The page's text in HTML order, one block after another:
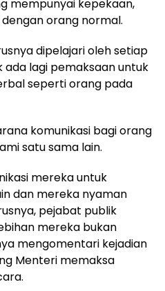
mempunyai kepekaan,
orang normal.
dipelajari oleh setiap
lagi pemaksaan untuk
seperti orang pada
komunikasi bagi orang
satu sama lain.
mereka untuk
dan mereka nyaman
pejabat publik
mereka bukan
mengomentari kejadian
Menteri memaksa